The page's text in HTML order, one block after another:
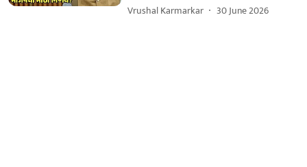
Vrushal Karmarkar 30 June 2026